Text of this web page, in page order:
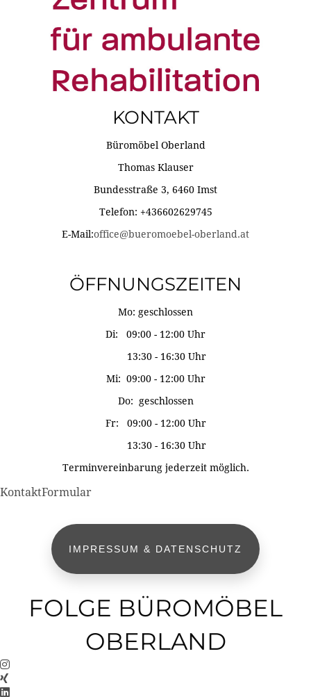
KONTAKT
Büromöbel Oberland
Thomas Klauser
Bundesstraße 3, 6460 Imst
Telefon: +436602629745
E-Mail:office@bueromoebel-oberland.at
ÖFFNUNGSZEITEN
Mo: geschlossen
Di: 09:00 - 12:00 Uhr
13:30 - 16:30 Uhr
Mi: 09:00 - 12:00 Uhr
Do: geschlossen
Fr: 09:00 - 12:00 Uhr
13:30 - 16:30 Uhr
Terminvereinbarung jederzeit möglich.
KontaktFormular
IMPRESSUM & DATENSCHUTZ
FOLGE BÜROMÖBEL
OBERLAND